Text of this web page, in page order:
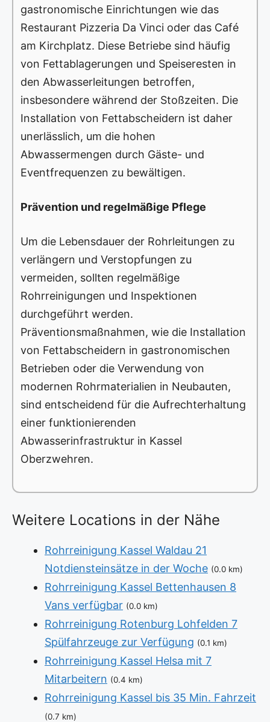
gastronomische Einrichtungen wie das
Restaurant Pizzeria Da Vinci oder das Café
am Kirchplatz. Diese Betriebe sind häufig
von Fettablagerungen und Speiseresten in
den Abwasserleitungen betroffen,
insbesondere während der Stoßzeiten. Die
Installation von Fettabscheidern ist daher
unerlässlich, um die hohen
Abwassermengen durch Gäste- und
Eventfrequenzen zu bewältigen.
Prävention und regelmäßige Pflege
Um die Lebensdauer der Rohrleitungen zu
verlängern und Verstopfungen zu
vermeiden, sollten regelmäßige
Rohrreinigungen und Inspektionen
durchgeführt werden.
Präventionsmaßnahmen, wie die Installation
von Fettabscheidern in gastronomischen
Betrieben oder die Verwendung von
modernen Rohrmaterialien in Neubauten,
sind entscheidend für die Aufrechterhaltung
einer funktionierenden
Abwasserinfrastruktur in Kassel
Oberzwehren.
Weitere Locations in der Nähe
Rohrreinigung Kassel Waldau 21
Notdiensteinsätze in der Woche (0.0 km)
Rohrreinigung Kassel Bettenhausen 8
Vans verfügbar (0.0 km)
Rohrreinigung Rotenburg Lohfelden 7
Spülfahrzeuge zur Verfügung (0.1 km)
Rohrreinigung Kassel Helsa mit 7
Mitarbeitern (0.4 km)
Rohrreinigung Kassel bis 35 Min. Fahrzeit
(0.7 km)